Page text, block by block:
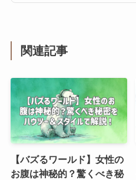
関連記事
【バズるワールド】女性の
お腹は神秘的？驚くべき秘